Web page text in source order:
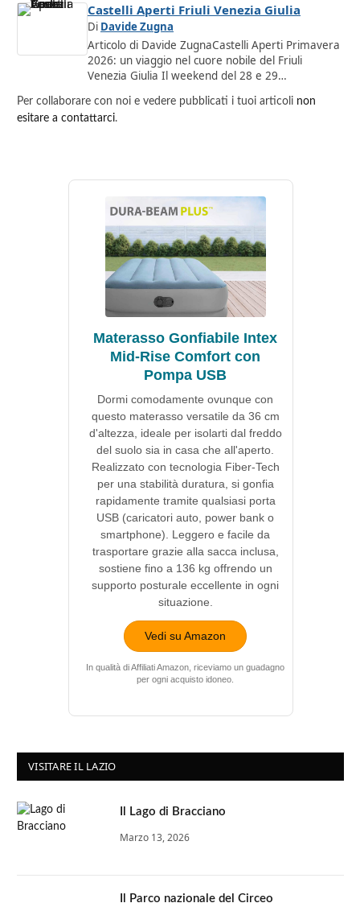
Castelli Aperti Friuli Venezia Giulia
Di Davide Zugna
Articolo di Davide ZugnaCastelli Aperti Primavera
2026: un viaggio nel cuore nobile del Friuli
Venezia Giulia Il weekend del 28 e 29…
Per collaborare con noi e vedere pubblicati i tuoi articoli non
esitare a contattarci.
Materasso Gonfiabile Intex
Mid-Rise Comfort con
Pompa USB
Dormi comodamente ovunque con
questo materasso versatile da 36 cm
d'altezza, ideale per isolarti dal freddo
del suolo sia in casa che all'aperto.
Realizzato con tecnologia Fiber-Tech
per una stabilità duratura, si gonfia
rapidamente tramite qualsiasi porta
USB (caricatori auto, power bank o
smartphone). Leggero e facile da
trasportare grazie alla sacca inclusa,
sostiene fino a 136 kg offrendo un
supporto posturale eccellente in ogni
situazione.
Vedi su Amazon
In qualità di Affiliati Amazon, riceviamo un guadagno
per ogni acquisto idoneo.
VISITARE IL LAZIO
Il Lago di Bracciano
Marzo 13, 2026
Il Parco nazionale del Circeo